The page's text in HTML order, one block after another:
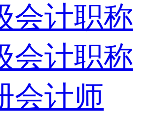
会计职称
会计职称
会计师